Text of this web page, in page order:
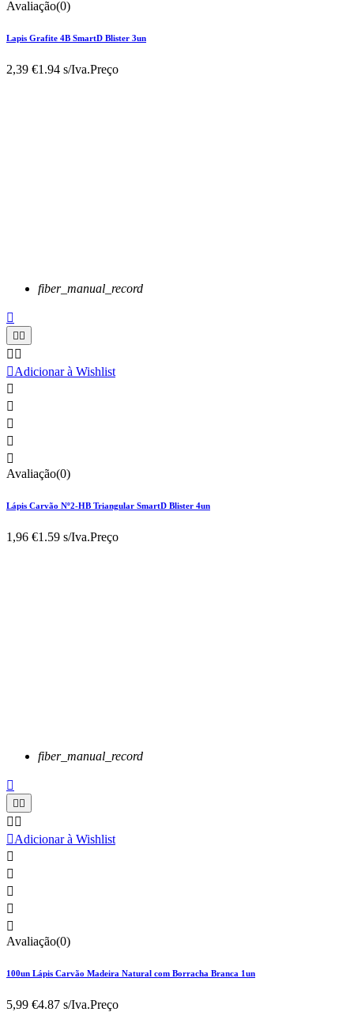
Avaliação(0)
Lapis Grafite 4B SmartD Blister 3un
2,39 €1.94 s/Iva.Preço
fiber_manual_record


 
Adicionar à Wishlist





Avaliação(0)
Lápis Carvão Nº2-HB Triangular SmartD Blister 4un
1,96 €1.59 s/Iva.Preço
fiber_manual_record


 
Adicionar à Wishlist





Avaliação(0)
100un Lápis Carvão Madeira Natural com Borracha Branca 1un
5,99 €4.87 s/Iva.Preço